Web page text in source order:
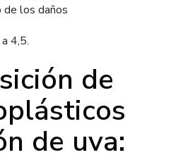
los daños
4,5.
de
de uva: